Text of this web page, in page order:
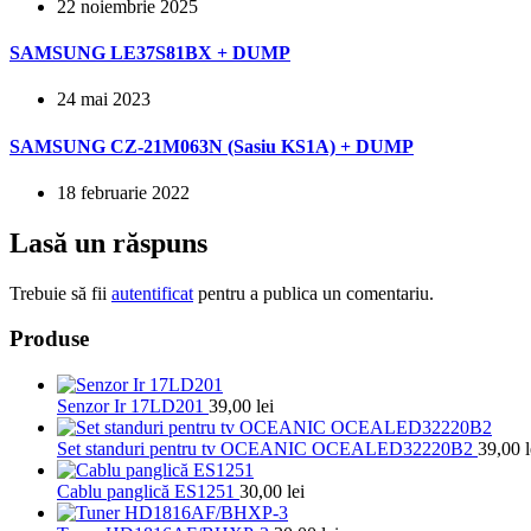
22 noiembrie 2025
SAMSUNG LE37S81BX + DUMP
24 mai 2023
SAMSUNG CZ-21M063N (Sasiu KS1A) + DUMP
18 februarie 2022
Lasă un răspuns
Trebuie să fii autentificat pentru a publica un comentariu.
Produse
Senzor Ir 17LD201 39,00 lei
Set standuri pentru tv OCEANIC OCEALED32220B2 39,00
Cablu panglică ES1251 30,00 lei